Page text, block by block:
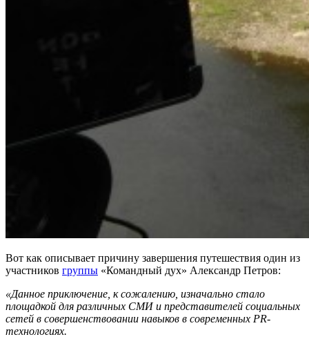
Вот как описывает причину завершения путешествия один из
участников группы «Командный дух» Александр Петров:
«Данное приключение, к сожалению, изначально стало
площадкой для различных СМИ и представителей социальных
сетей в совершенствовании навыков в современных PR-
технологиях.